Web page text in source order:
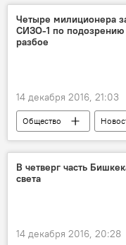
Официальный визит
Четыре милиционера
СИЗО-1 по подозрению
разбое
14 декабря 2016, 21:03
Общество
Происшествия
мера пресечения
В четверг часть
света
14 декабря 2016, 20:28